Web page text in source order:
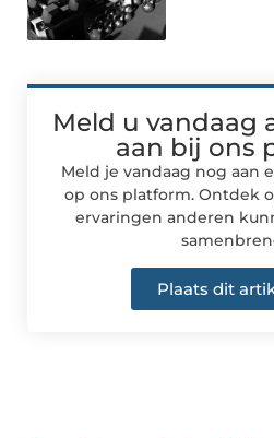
Meld u vandaag
aan bij ons
Meld je vandaag nog aan
op ons platform. Ontdek
ervaringen anderen
Plaats dit